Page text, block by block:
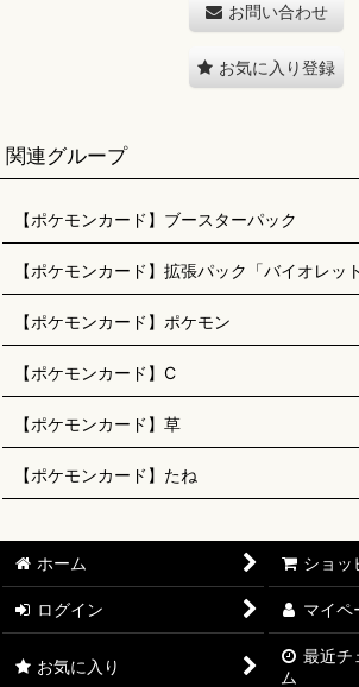
お問い合わせ
お気に入り登録
関連グループ
【ポケモンカード】ブースターパック
【ポケモンカード】拡張パック「バイオレッ
【ポケモンカード】ポケモン
【ポケモンカード】C
【ポケモンカード】草
【ポケモンカード】たね
ホーム ショッ
ログイン マイペ
お気に入り
最近チ
ム